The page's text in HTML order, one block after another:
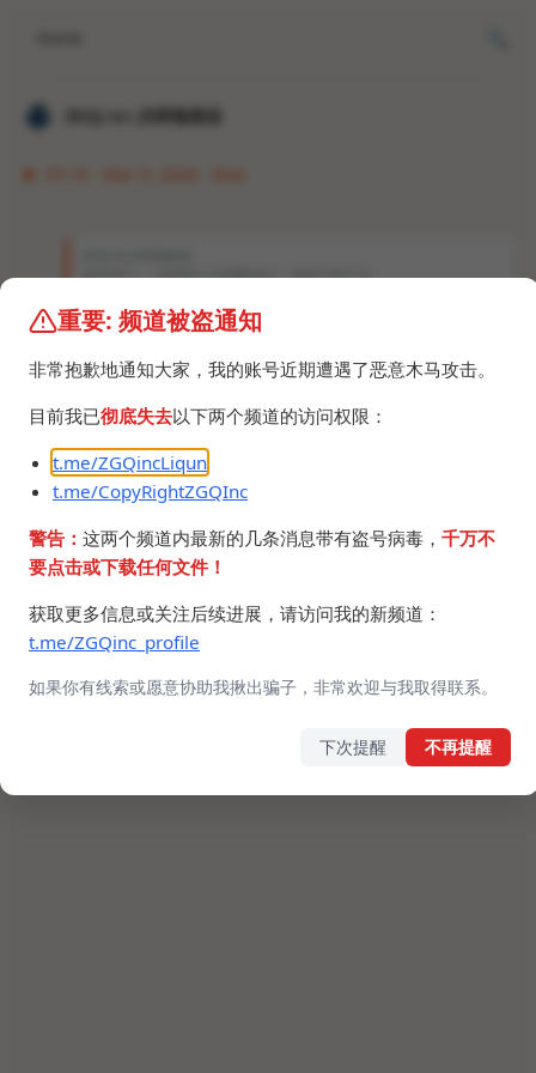
𝐙𝐆𝐐 ɪɴᴄ.的唠嗑频道
放弃抗争了，之前的6个月免费失效了，现在只有3个月。
Spotify你是把24-bit塞你皮炎里了吗？说好24-
bit/44.1kHz怎么我没听到几首，全是16-
bit/44.1kHz，连End of Beginning也是16-bit🤩🤩
🤩，合着24-bit也是产品目标是吧。
不过这个叫DJ的AI点歌台确实不错。
顺带一提三星自家SSC编解码器支持24-bit/48kHz，
是可以上满Spotify的无损的，SSC-UHQ最低支持
S23，是24-bit/96kHz。
重要: 频道被盗通知
非常抱歉地通知大家，我的账号近期遭遇了恶意木马攻击。
目前我已彻底失去以下两个频道的访问权限：
t.me/ZGQincLiqun
t.me/CopyRightZGQInc
警告： 这两个频道内最新的几条消息带有盗号病毒， 千万不
要点击或下载任何文件！
获取更多信息或关注后续进展，请访问我的新频道：
t.me/ZGQinc_profile
如果你有线索或愿意协助我揪出骗子，非常欢迎与我取得联系。
下次提醒 不再提醒